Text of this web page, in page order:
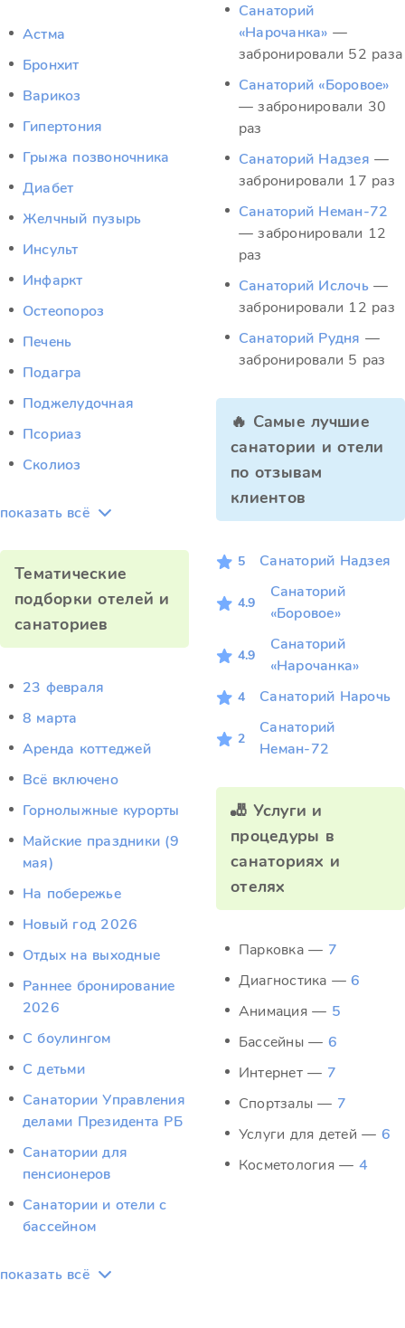
Астма
Бронхит
Варикоз
Гипертония
Грыжа позвоночника
Диабет
Желчный пузырь
Инсульт
Инфаркт
Остеопороз
Печень
Подагра
Поджелудочная
Псориаз
Сколиоз
показать всё
Тематические
подборки отелей и
санаториев
23 февраля
8 марта
Аренда коттеджей
Всё включено
Горнолыжные курорты
Майские праздники (9
мая)
На побережье
Новый год 2026
Отдых на выходные
Раннее бронирование
2026
С боулингом
С детьми
Санатории Управления
делами Президента РБ
Санатории для
пенсионеров
Санатории и отели с
бассейном
показать всё
Санаторий
«Нарочанка» —
забронировали 52 раза
Санаторий «Боровое»
— забронировали 30
раз
Санаторий Надзея —
забронировали 17 раз
Санаторий Неман-72
— забронировали 12
раз
Санаторий Ислочь —
забронировали 12 раз
Санаторий Рудня —
забронировали 5 раз
🔥 Самые лучшие
санатории и отели
по отзывам
клиентов
5 Санаторий Надзея
4.9
Санаторий
«Боровое»
4.9
Санаторий
«Нарочанка»
4 Санаторий Нарочь
2
Санаторий
Неман-72
🎳 Услуги и
процедуры в
санаториях и
отелях
Парковка — 7
Диагностика —6
Анимация — 5
Бассейны — 6
Интернет — 7
Спортзалы — 7
Услуги для детей — 6
Косметология — 4